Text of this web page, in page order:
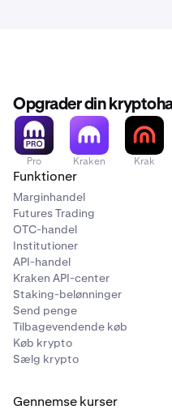
Opgrader din
Pro Kraken Krak
Funktioner
Marginhandel
Futures Trading
OTC-handel
Institutioner
API-handel
Kraken API-center
Staking-belønninger
Send penge
Tilbagevendende køb
Køb krypto
Sælg krypto
Gennemse kurser